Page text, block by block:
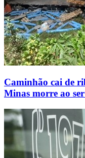
Caminhão cai de
Minas morre ao